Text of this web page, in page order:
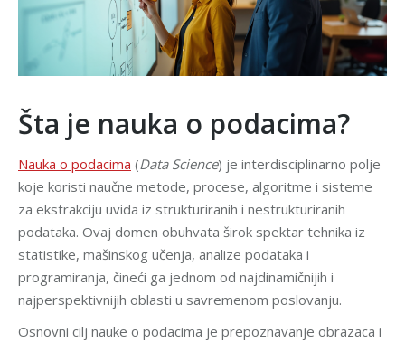
Šta je nauka o podacima?
Nauka o podacima (Data Science) je interdisciplinarno polje
koje koristi naučne metode, procese, algoritme i sisteme
za ekstrakciju uvida iz strukturiranih i nestrukturiranih
podataka. Ovaj domen obuhvata širok spektar tehnika iz
statistike, mašinskog učenja, analize podataka i
programiranja, čineći ga jednom od najdinamičnijih i
najperspektivnijih oblasti u savremenom poslovanju.
Osnovni cilj nauke o podacima je prepoznavanje obrazaca i